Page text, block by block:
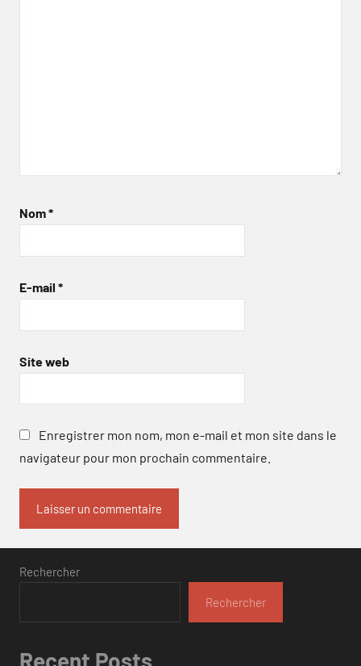
Nom*
E-mail *
Site web
Enregistrer mon nom, mon e-mail et mon site dans le
navigateur pour mon prochain commentaire.
Rechercher
Rechercher